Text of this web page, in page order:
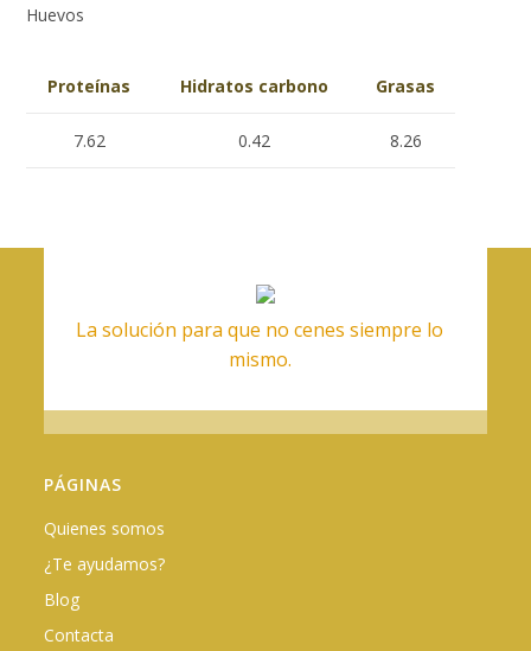
Huevos
Proteínas Hidratos carbono Grasas
7.62 0.42 8.26
La solución para que no cenes siempre lo
mismo.
PÁGINAS
Quienes somos
¿Te ayudamos?
Blog
Contacta